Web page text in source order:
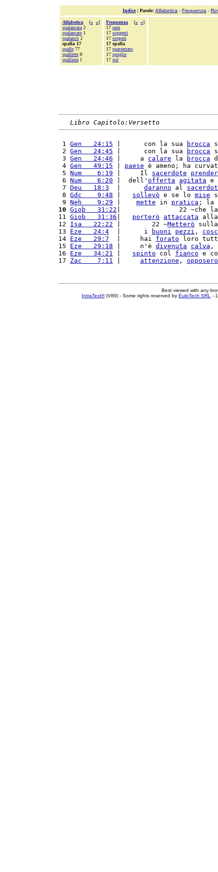
Indice| Parole: Alfabetica - Frequenza -
Alfabetica [« »]
spalancata 2
spalancate 1
spalancò 2
spalla 17
spalle 77
spallette 8
spalliera 1
Frequenza [« »]
17 sem
17 soggetti
17 sorgerà
17 spalla
17 spaventato
17 spoglie
17 sta'
Libro Capitolo:Versetto
1 Gen   24:15 |      con la sua brocca
2 Gen   24:45 |      con la sua brocca
3 Gen   24:46 |     a calare la brocca
4 Gen   49:15 paese è ameno; ha
5 Num    6:19 |     Il sacerdote
6 Num    6:20 |  dell' offerta agitata e
7 Deu   18:3 daranno al
8 Gdc    9:48 sollevò e se lo mise
9 Neh    9:29 mette in pratica ; la
10 Giob   31:22 |               22 ~che
11 Giob   31:36 porterò attaccata
12 Isa   22:22 |        22 ~Metterò
13 Eze   24:4
  |      i
buoni pezzi ,
14 Eze   29:7
  |     hai
forato loro
15 Eze   29:18 |     n'è divenuta calva ,
16 Eze   34:21 spinto col fianco e
17 Zac    7:11 attenzione , opposero
Best viewed with any
IntraText®(V89) - Some rights reserved by EuloTech SRL -